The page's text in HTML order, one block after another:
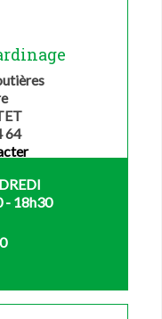
64
- 18h30